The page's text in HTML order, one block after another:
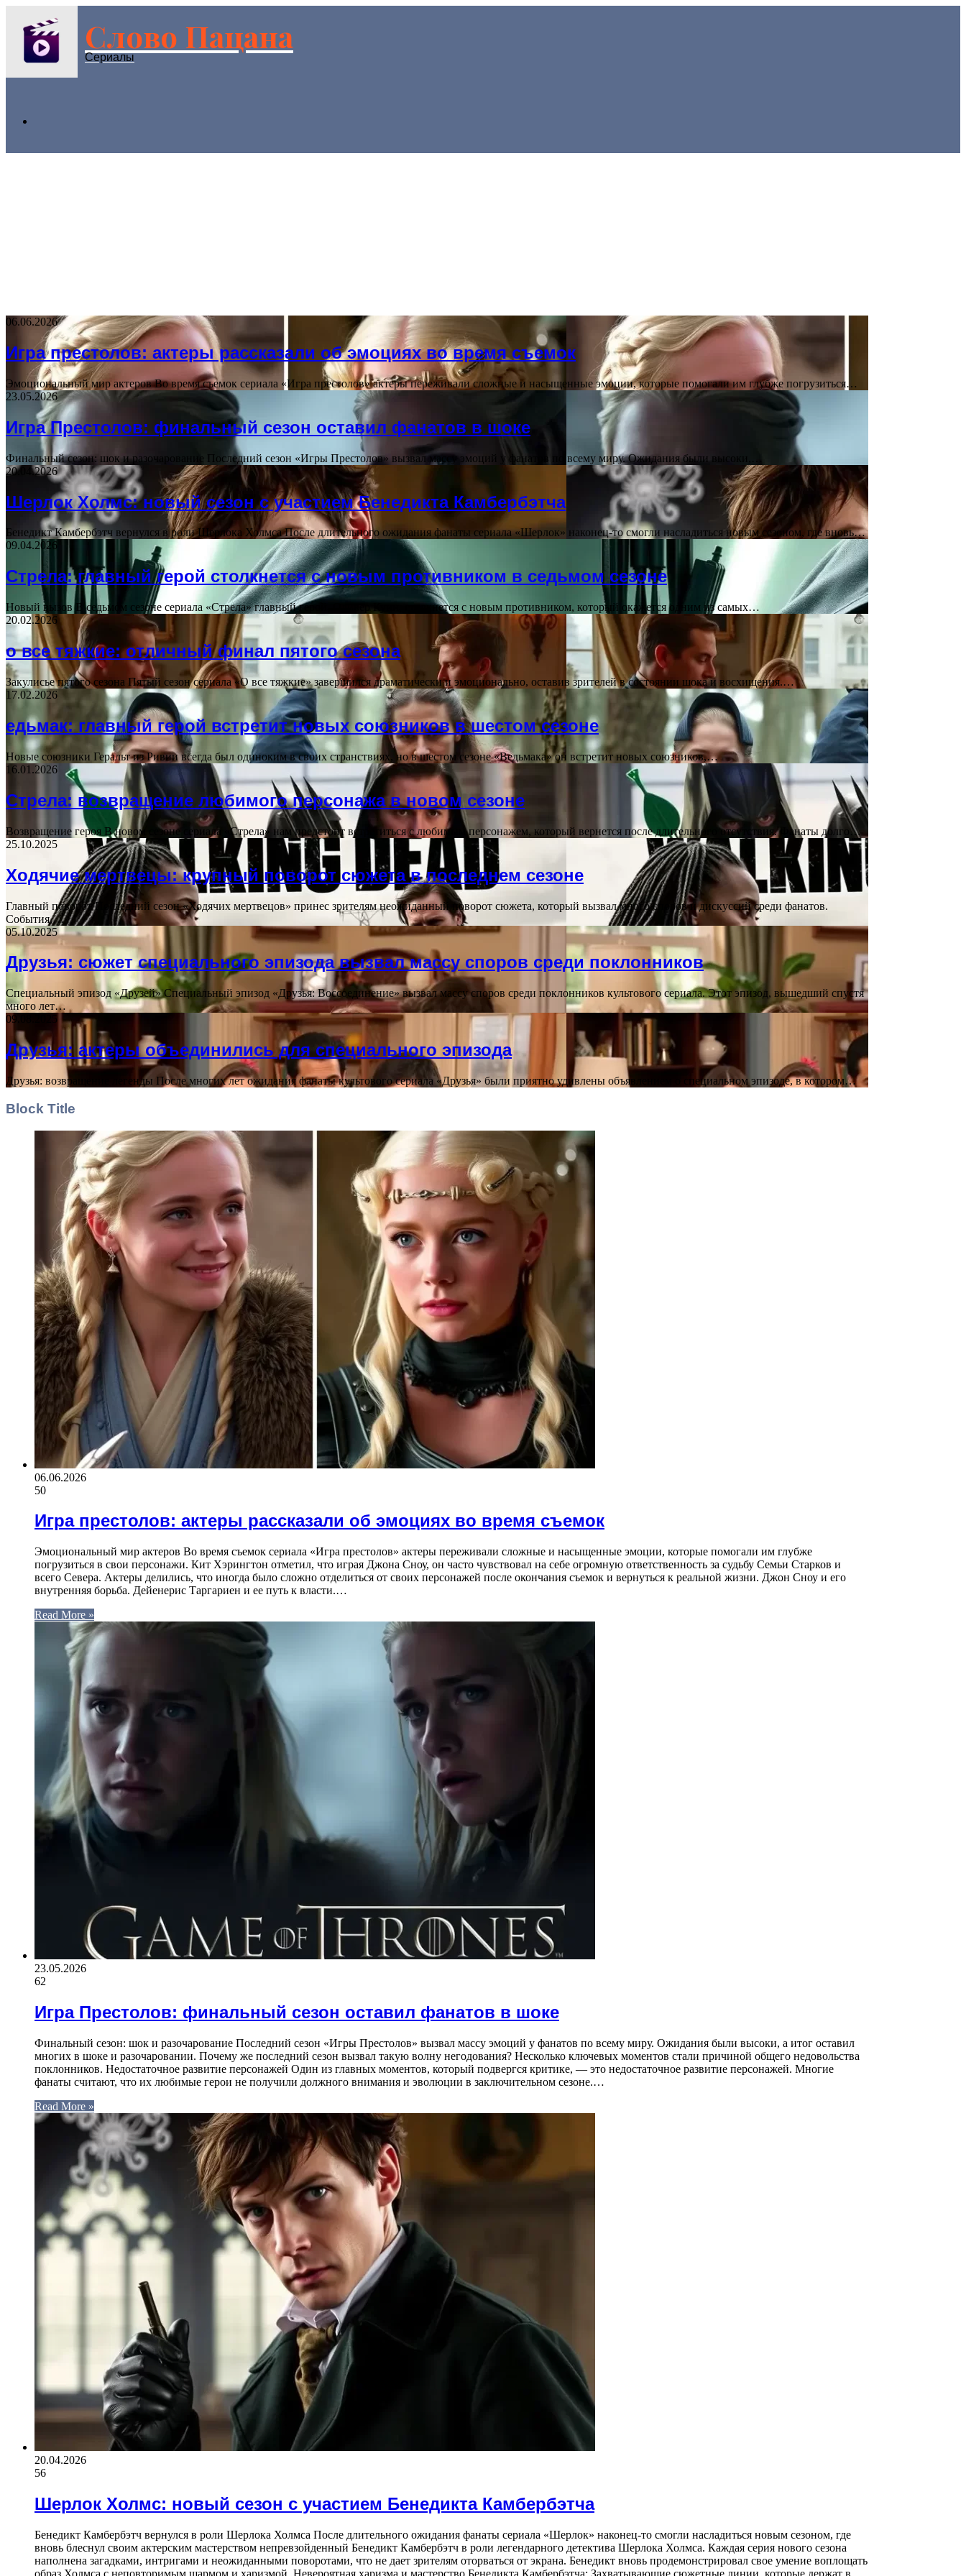
Menu Слово Пацана
Сериалы
06.06.2026
Игра престолов: актеры рассказали об эмоциях во время съемок
Эмоциональный мир актеров Во время съемок сериала «Игра престолов» актеры переживали сложные и насыщенные эмоции, которые помогали им глубже погрузиться…
23.05.2026
Игра Престолов: финальный сезон оставил фанатов в шоке
Финальный сезон: шок и разочарование Последний сезон «Игры Престолов» вызвал массу эмоций у фанатов по всему миру. Ожидания были высоки,…
20.04.2026
Шерлок Холмс: новый сезон с участием Бенедикта Камбербэтча
Бенедикт Камбербэтч вернулся в роли Шерлока Холмса После длительного ожидания фанаты сериала «Шерлок» наконец-то смогли насладиться новым сезоном, где вновь…
09.04.2026
Стрела: главный герой столкнется с новым противником в седьмом сезоне
Новый вызов В седьмом сезоне сериала «Стрела» главный герой, Оливер Куин, столкнется с новым противником, который окажется одним из самых…
20.02.2026
о все тяжкие: отличный финал пятого сезона
Закулисье пятого сезона Пятый сезон сериала «О все тяжкие» завершился драматически и эмоционально, оставив зрителей в состоянии шока и восхищения.…
17.02.2026
едьмак: главный герой встретит новых союзников в шестом сезоне
Новые союзники Геральт из Ривии всегда был одиноким в своих странствиях, но в шестом сезоне «Ведьмака» он встретит новых союзников,…
16.01.2026
Стрела: возвращение любимого персонажа в новом сезоне
Возвращение героя В новом сезоне сериала «Стрела» нам предстоит встретиться с любимым персонажем, который вернется после длительного отсутствия. Фанаты долго…
25.10.2025
Ходячие мертвецы: крупный поворот сюжета в последнем сезоне
Главный поворот Последний сезон «Ходячих мертвецов» принес зрителям неожиданный поворот сюжета, который вызвал много споров и дискуссий среди фанатов.
События,…
05.10.2025
Друзья: сюжет специального эпизода вызвал массу споров среди поклонников
Специальный эпизод «Друзей» Специальный эпизод «Друзья: Воссоединение» вызвал массу споров среди поклонников культового сериала. Этот эпизод, вышедший спустя
много лет…
09.08.2025
Друзья: актеры объединились для специального эпизода
Друзья: возвращение легенды После многих лет ожидания фанаты культового сериала «Друзья» были приятно удивлены объявлением о специальном эпизоде, в котором…
Block Title
06.06.2026
50
Игра престолов: актеры рассказали об эмоциях во время съемок
Эмоциональный мир актеров Во время съемок сериала «Игра престолов» актеры переживали сложные и насыщенные эмоции, которые помогали им глубже
погрузиться в свои персонажи. Кит Хэрингтон отметил, что играя Джона Сноу, он часто чувствовал на себе огромную ответственность за судьбу Семьи Старков и
всего Севера. Актеры делились, что иногда было сложно отделиться от своих персонажей после окончания съемок и вернуться к реальной жизни. Джон Сноу и его
внутренняя борьба. Дейенерис Таргариен и ее путь к власти.…
Read More »
23.05.2026
62
Игра Престолов: финальный сезон оставил фанатов в шоке
Финальный сезон: шок и разочарование Последний сезон «Игры Престолов» вызвал массу эмоций у фанатов по всему миру. Ожидания были высоки, а итог оставил
многих в шоке и разочаровании. Почему же последний сезон вызвал такую волну негодования? Несколько ключевых моментов стали причиной общего недовольства
поклонников. Недостаточное развитие персонажей Один из главных моментов, который подвергся критике, — это недостаточное развитие персонажей. Многие
фанаты считают, что их любимые герои не получили должного внимания и эволюции в заключительном сезоне.…
Read More »
20.04.2026
56
Шерлок Холмс: новый сезон с участием Бенедикта Камбербэтча
Бенедикт Камбербэтч вернулся в роли Шерлока Холмса После длительного ожидания фанаты сериала «Шерлок» наконец-то смогли насладиться новым сезоном, где
вновь блеснул своим актерским мастерством непревзойденный Бенедикт Камбербэтч в роли легендарного детектива Шерлока Холмса. Каждая серия нового сезона
наполнена загадками, интригами и неожиданными поворотами, что не дает зрителям оторваться от экрана. Бенедикт вновь продемонстрировал свое умение воплощать
образ Холмса с неповторимым шармом и харизмой. Невероятная харизма и мастерство Бенедикта Камбербэтча; Захватывающие сюжетные линии, которые держат в…